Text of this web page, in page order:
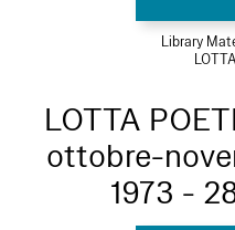
Library
LOTTA
ottobre-
1973 -